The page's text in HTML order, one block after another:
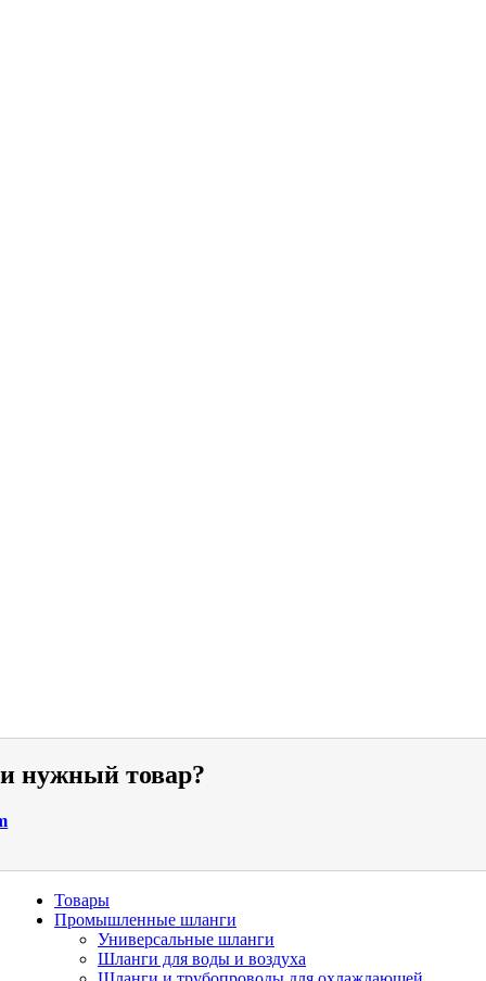
нужный товар?
Товары
Промышленные шланги
Универсальные шланги
Шланги для воды и воздуха